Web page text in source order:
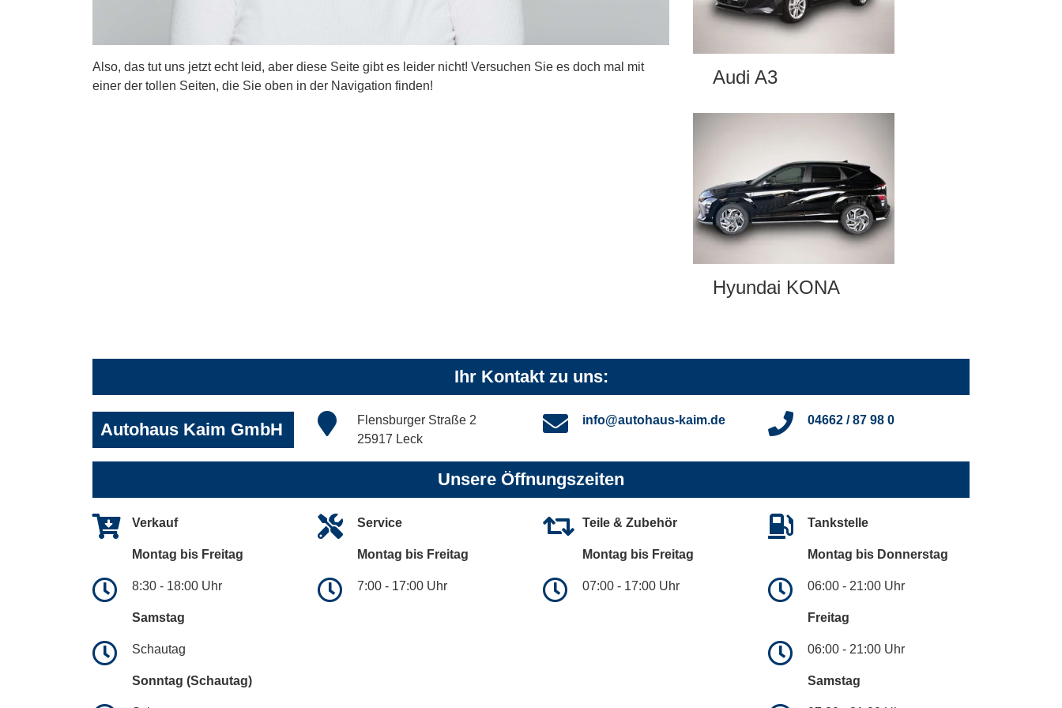
Also, das tut uns jetzt echt leid, aber diese Seite gibt es leider nicht! Versuchen Sie es doch mal mit
einer der tollen Seiten, die Sie oben in der Navigation finden!
Audi A3
Hyundai KONA
Ihr Kontakt zu uns:
Autohaus Kaim GmbH
Flensburger Straße 2
25917 Leck
info@autohaus-kaim.de 04662 / 87 98 0
Unsere Öffnungszeiten
Verkauf
Montag bis Freitag
8:30 - 18:00 Uhr
Samstag
Schautag
Sonntag (Schautag)
Service
Montag bis Freitag
7:00 - 17:00 Uhr
Teile & Zubehör
Montag bis Freitag
07:00 - 17:00 Uhr
Tankstelle
Montag bis Donnerstag
06:00 - 21:00 Uhr
Freitag
06:00 - 21:00 Uhr
Samstag